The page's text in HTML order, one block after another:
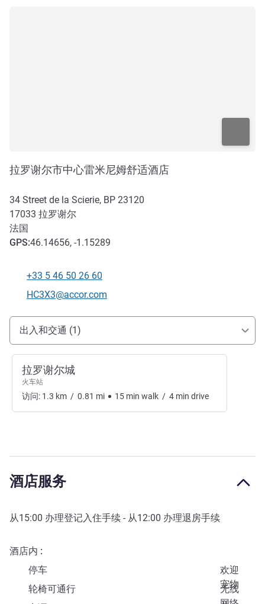
拉罗谢尔市中心雷米尼姆舒适酒店
34 Street de la Scierie, BP 23120
17033 拉罗谢尔
法国
GPS:46.14656, -1.15289
电话
+33 5 46 50 26 60
联系电子邮件
HC3X3@accor.com
抵达和交通
出入和交通 (1)
拉罗谢尔城
火车站
访问: 1.3 km / 0.81 mi 15 min walk / 4 min drive
酒店服务
从15:00 办理登记入住手续 - 从12:00 办理退房手续
酒店内
停车
欢迎
宠物
轮椅可通行
无线